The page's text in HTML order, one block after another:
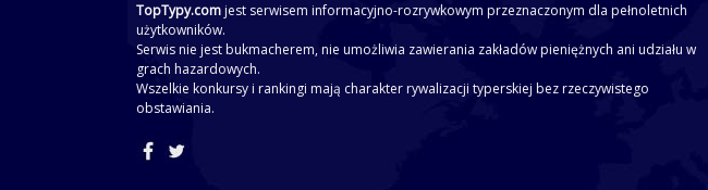
TopTypy.com jest serwisem informacyjno-rozrywkowym przeznaczonym dla pełnoletnich
użytkowników.
Serwis nie jest bukmacherem, nie umożliwia zawierania zakładów pieniężnych ani udziału w
grach hazardowych.
Wszelkie konkursy i rankingi mają charakter rywalizacji typerskiej bez rzeczywistego
obstawiania.